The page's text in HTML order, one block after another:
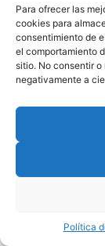
Para ofrecer las
cookies para
consentimiento de
el comportamiento
sitio. No consentir
negativamente a
Política
proceso
estaba
formato
por mi propia
algunas
relaciones que